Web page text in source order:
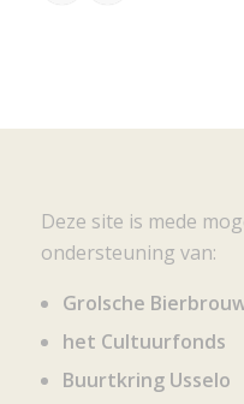
Deze site is mede
ondersteuning van:
Grolsche
het Cultuurfonds
Buurtkring Usselo